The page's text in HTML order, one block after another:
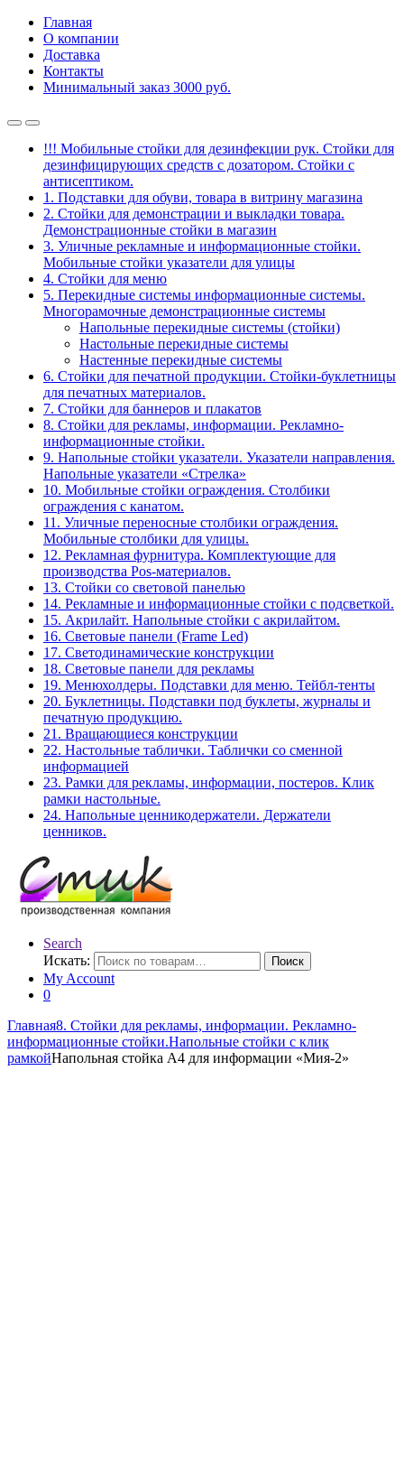
Главная
О компании
Доставка
Контакты
Минимальный заказ 3000 руб.
!!! Мобильные стойки для дезинфекции рук. Стойки для
дезинфицирующих средств с дозатором. Стойки с
антисептиком.
1. Подставки для обуви, товара в витрину магазина
2. Стойки для демонстрации и выкладки товара.
Демонстрационные стойки в магазин
3. Уличные рекламные и информационные стойки.
Мобильные стойки указатели для улицы
4. Стойки для меню
5. Перекидные системы информационные системы.
Многорамочные демонстрационные системы
Напольные перекидные системы (стойки)
Настольные перекидные системы
Настенные перекидные системы
6. Стойки для печатной продукции. Стойки-буклетницы
для печатных материалов.
7. Стойки для баннеров и плакатов
8. Стойки для рекламы, информации. Рекламно-
информационные стойки.
9. Напольные стойки указатели. Указатели направления.
Напольные указатели «Стрелка»
10. Мобильные стойки ограждения. Столбики
ограждения с канатом.
11. Уличные переносные столбики ограждения.
Мобильные столбики для улицы.
12. Рекламная фурнитура. Комплектующие для
производства Pos-материалов.
13. Стойки со световой панелью
14. Рекламные и информационные стойки с подсветкой.
15. Акрилайт. Напольные стойки с акрилайтом.
16. Световые панели (Frame Led)
17. Светодинамические конструкции
18. Световые панели для рекламы
19. Менюхолдеры. Подставки для меню. Тейбл-тенты
20. Буклетницы. Подставки под буклеты, журналы и
печатную продукцию.
21. Вращающиеся конструкции
22. Настольные таблички. Таблички со сменной
информацией
23. Рамки для рекламы, информации, постеров. Клик
рамки настольные.
24. Напольные ценникодержатели. Держатели
ценников.
Search
Искать:
Поиск
My Account
0
Главная8. Стойки для рекламы, информации. Рекламно-
информационные стойки.Напольные стойки с клик
рамкойНапольная стойка А4 для информации «Мия-2»